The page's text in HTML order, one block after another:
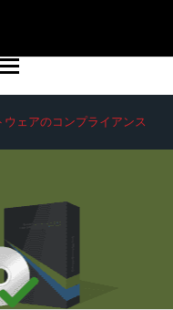
ウェアのコンプライアンス